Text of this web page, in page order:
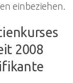
einbeziehen.
2008